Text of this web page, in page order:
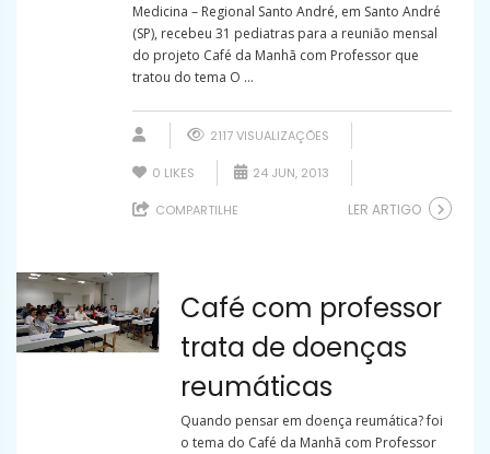
Medicina – Regional Santo André, em Santo André
(SP), recebeu 31 pediatras para a reunião mensal
do projeto Café da Manhã com Professor que
tratou do tema O ...
2117 VISUALIZAÇÕES
0 LIKES 24 JUN, 2013
COMPARTILHE LER ARTIGO
Café com professor
trata de doenças
reumáticas
Quando pensar em doença reumática? foi
o tema do Café da Manhã com Professor